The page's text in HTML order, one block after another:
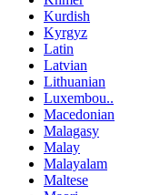
Kurdish
Kyrgyz
Latin
Latvian
Lithuanian
Luxembou..
Macedonian
Malagasy
Malay
Malayalam
Maltese